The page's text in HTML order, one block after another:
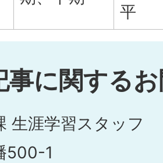
平
事に関する
生涯学習スタッフ
500-1